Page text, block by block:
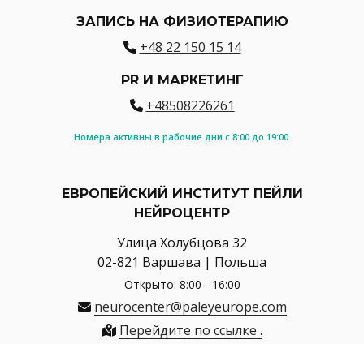
ЗАПИСЬ НА ФИЗИОТЕРАПИЮ
+48 22 150 15 14
PR И МАРКЕТИНГ
+48508226261
Номера активны в рабочие дни с 8:00 до 19:00.
ЕВРОПЕЙСКИЙ ИНСТИТУТ ПЕЙЛИ
НЕЙРОЦЕНТР
Улица Холубцова 32
02-821 Варшава | Польша
Открыто: 8:00 - 16:00
neurocenter@paleyeurope.com
Перейдите по ссылке .